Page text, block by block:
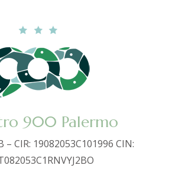
900 Palermo
– CIR: 19082053C101996 CIN: